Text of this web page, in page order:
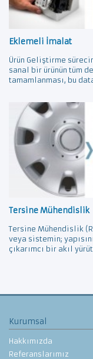
Eklemeli İmalat
Ürün Geliştirme
sanal bir ürünün tüm
tamamlanması, bu
Tersine Mühendislik
Tersine Mühendislik
veya sistemin;
çıkarımcı bir akıl
Kurumsal
Hakkımızda
Referanslarımız